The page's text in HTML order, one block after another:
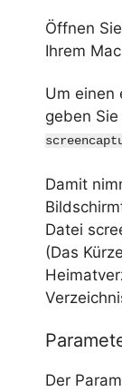
Öffnen
Ihrem
Um einen
geben Sie
Damit
Datei
(Das
Der